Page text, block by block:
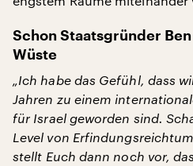
Schon Staatsgründer
Wüste
„Ich habe das Gefühl, dass
Jahren zu einem
für Israel geworden sind.
Level von
stellt Euch dann noch vor,